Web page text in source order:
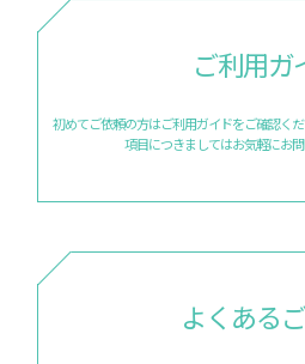
ご利用ガ
初めてご依頼の方はご利用ガイドをご確認くだ
項目につきましてはお気軽にお
よくある